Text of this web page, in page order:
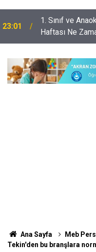
22:32
Öğretmenleri
Kurtaracak
Ana Sayfa Meb
Tekin'den bu branşlara